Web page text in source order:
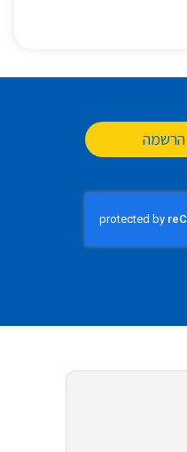
הרשמה